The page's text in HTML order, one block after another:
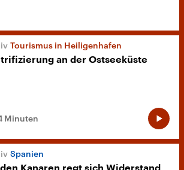
Tourismus in Heiligenhafen
an der Ostseeküste
Minuten
Spanien